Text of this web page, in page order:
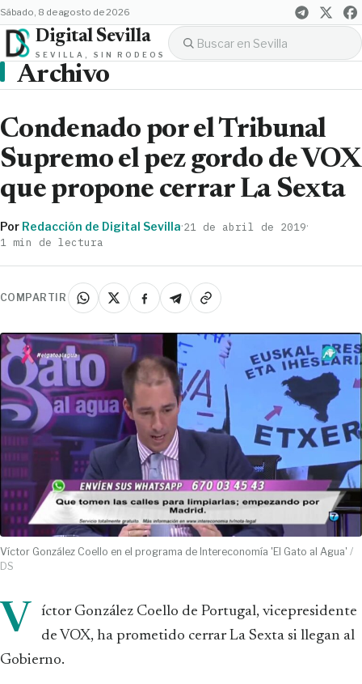
sábado, 8 de agosto de 2026
Digital Sevilla
SEVILLA, SIN RODEOS
Archivo
Condenado por el Tribunal
Supremo el pez gordo de VOX
que propone cerrar La Sexta
Por Redacción de Digital Sevilla·21 de abril de 2019·
1 min de lectura
COMPARTIR
Víctor González Coello en el programa de Intereconomía 'El Gato al Agua' /
DS
V
íctor González Coello de Portugal, vicepresidente
de VOX, ha prometido cerrar La Sexta si llegan al
Gobierno.